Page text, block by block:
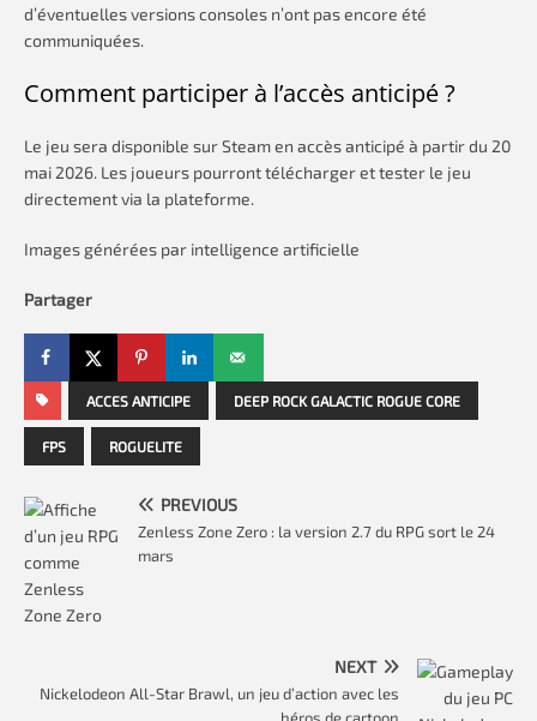
d’éventuelles versions consoles n’ont pas encore été
communiquées.
Comment participer à l’accès anticipé ?
Le jeu sera disponible sur Steam en accès anticipé à partir du 20
mai 2026. Les joueurs pourront télécharger et tester le jeu
directement via la plateforme.
Images générées par intelligence artificielle
Partager
ACCES ANTICIPE DEEP ROCK GALACTIC ROGUE CORE
FPS ROGUELITE
PREVIOUS
Zenless Zone Zero : la version 2.7 du RPG sort le 24
mars
NEXT
Nickelodeon All-Star Brawl, un jeu d’action avec les
héros de cartoon